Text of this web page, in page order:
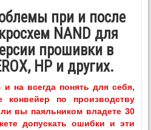
при и после
NAND для
прошивки в
HP и других.
на всегда понять для себя,
по производству
вы паяльником владете 30
допускать ошибки и эти